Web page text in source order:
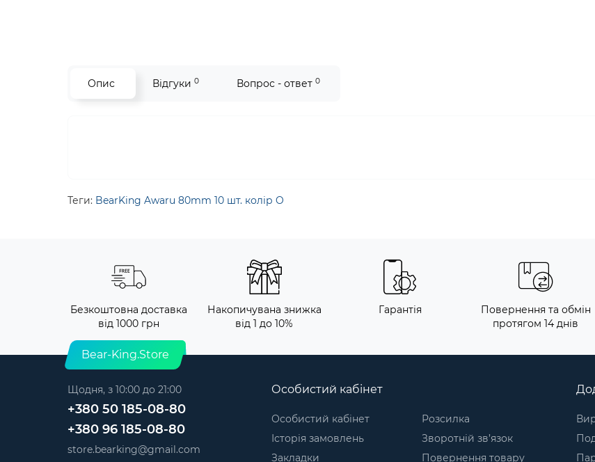
Опис Відгуки 0 Вопрос - ответ 0
Теги: BearKing Awaru 80mm 10 шт. колір O
Безкоштовна доставка
від 1000 грн
Накопичувана знижка
від 1 до 10%
Гарантія
Повернення та обмін
протягом 14 днів
Bear-King.Store
Щодня, з 10:00 до 21:00
+380 50 185-08-80
+380 96 185-08-80
store.bearking@gmail.com
Особистий кабінет
Особистий кабінет
Історія замовлень
Закладки
Розсилка
Зворотній зв’язок
Повернення товару